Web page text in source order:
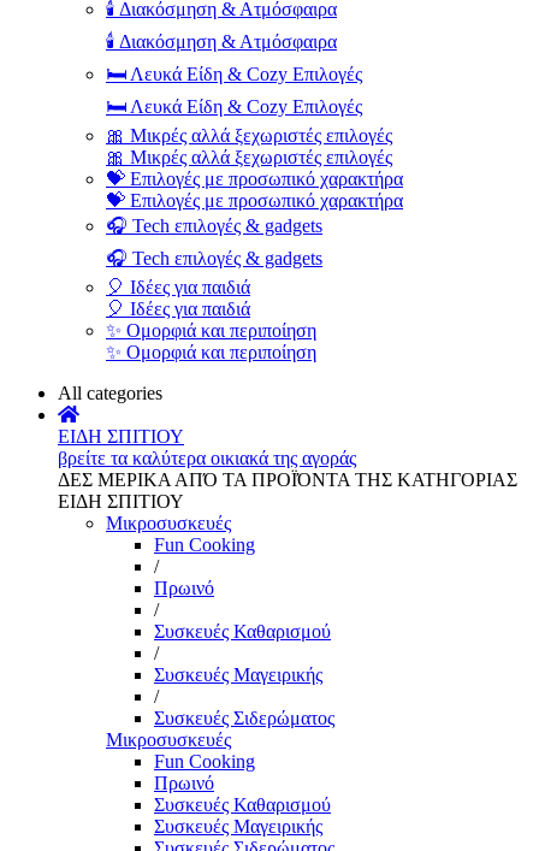
🕯️ Διακόσμηση & Ατμόσφαιρα
🕯️ Διακόσμηση & Ατμόσφαιρα
🛏️ Λευκά Είδη & Cozy Επιλογές
🛏️ Λευκά Είδη & Cozy Επιλογές
🎀 Μικρές αλλά ξεχωριστές επιλογές
🎀 Μικρές αλλά ξεχωριστές επιλογές
💝 Επιλογές με προσωπικό χαρακτήρα
💝 Επιλογές με προσωπικό χαρακτήρα
🎧 Tech επιλογές & gadgets
🎧 Tech επιλογές & gadgets
🎈 Ιδέες για παιδιά
🎈 Ιδέες για παιδιά
✨ Ομορφιά και περιποίηση
✨ Ομορφιά και περιποίηση
All categories
ΕΙΔΗ ΣΠΙΤΙΟΥ
βρείτε τα καλύτερα οικιακά της αγοράς
ΔΕΣ ΜΕΡΙΚΑ ΑΠΌ ΤΑ ΠΡΟΪΌΝΤΑ ΤΗΣ ΚΑΤΗΓΟΡΙΑΣ
ΕΙΔΗ ΣΠΙΤΙΟΥ
Μικροσυσκευές
Fun Cooking
/
Πρωινό
/
Συσκευές Καθαρισμού
/
Συσκευές Μαγειρικής
/
Συσκευές Σιδερώματος
Μικροσυσκευές
Fun Cooking
Πρωινό
Συσκευές Καθαρισμού
Συσκευές Μαγειρικής